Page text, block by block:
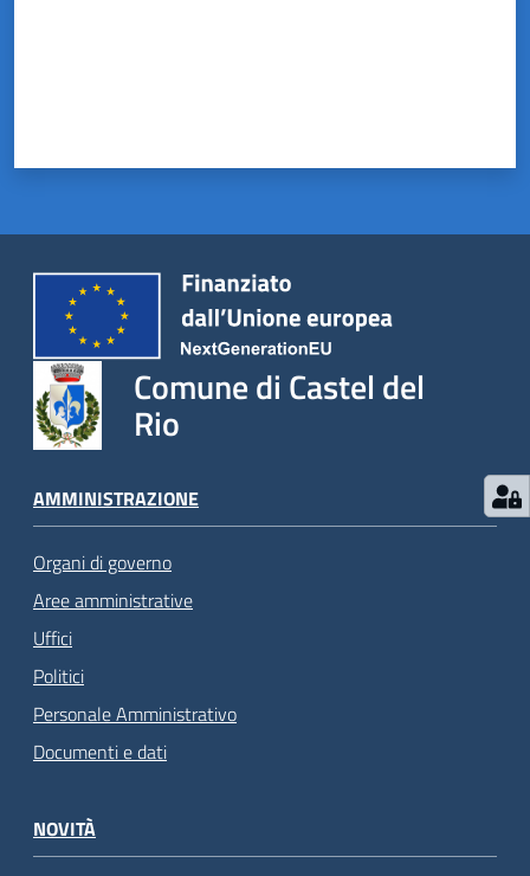
Comune di Castel del
Rio
AMMINISTRAZIONE
Organi di governo
Aree amministrative
Uffici
Politici
Personale Amministrativo
Documenti e dati
NOVITÀ